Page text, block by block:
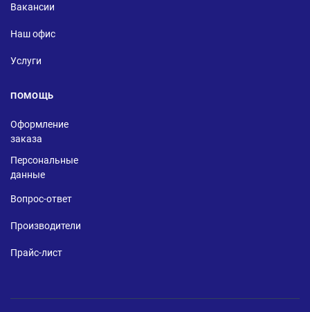
Вакансии
Наш офис
Услуги
ПОМОЩЬ
Оформление
заказа
Персональные
данные
Вопрос-ответ
Производители
Прайс-лист